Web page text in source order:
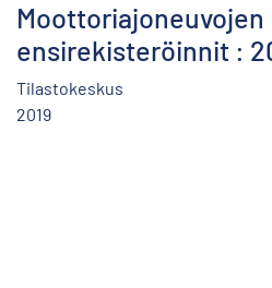
Moottoriajoneuvojen
ensirekisteröinnit :
Tilastokeskus
2019